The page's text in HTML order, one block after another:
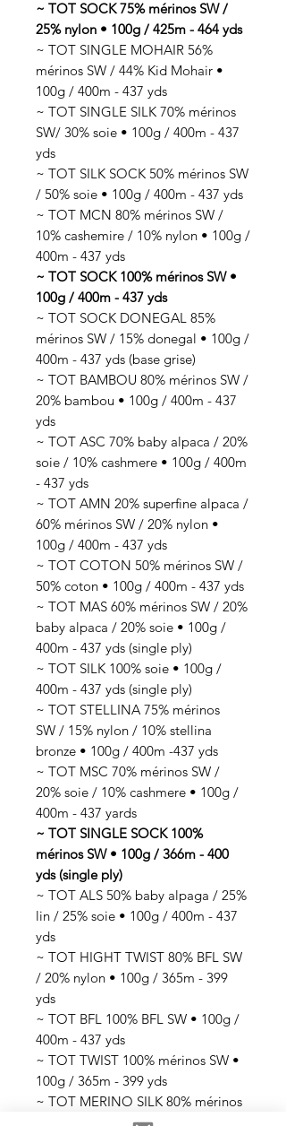
~ TOT SOCK 75% mérinos SW /
25% nylon • 100g / 425m - 464 yds
~ TOT SINGLE MOHAIR 56%
mérinos SW / 44% Kid Mohair •
100g / 400m - 437 yds
~ TOT SINGLE SILK 70% mérinos
SW/ 30% soie • 100g / 400m - 437
yds
~ TOT SILK SOCK 50% mérinos SW
/ 50% soie • 100g / 400m - 437 yds
~ TOT MCN 80% mérinos SW /
10% cashemire / 10% nylon • 100g /
400m - 437 yds
~ TOT SOCK 100% mérinos SW •
100g / 400m - 437 yds
~ TOT SOCK DONEGAL 85%
mérinos SW / 15% donegal • 100g /
400m - 437 yds (base grise)
~ TOT BAMBOU 80% mérinos SW /
20% bambou • 100g / 400m - 437
yds
~ TOT ASC 70% baby alpaca / 20%
soie / 10% cashmere • 100g / 400m
- 437 yds
~ TOT AMN 20% superfine alpaca /
60% mérinos SW / 20% nylon •
100g / 400m - 437 yds
~ TOT COTON 50% mérinos SW /
50% coton • 100g / 400m - 437 yds
~ TOT MAS 60% mérinos SW / 20%
baby alpaca / 20% soie • 100g /
400m - 437 yds (single ply)
~ TOT SILK 100% soie • 100g /
400m - 437 yds (single ply)
~ TOT STELLINA 75% mérinos
SW / 15% nylon / 10% stellina
bronze • 100g / 400m -437 yds
~ TOT MSC 70% mérinos SW /
20% soie / 10% cashmere • 100g /
400m - 437 yards
~ TOT SINGLE SOCK 100%
mérinos SW • 100g / 366m - 400
yds (single ply)
~ TOT ALS 50% baby alpaga / 25%
lin / 25% soie • 100g / 400m - 437
yds
~ TOT HIGHT TWIST 80% BFL SW
/ 20% nylon • 100g / 365m - 399
yds
~ TOT BFL 100% BFL SW • 100g /
400m - 437 yds
~ TOT TWIST 100% mérinos SW •
100g / 365m - 399 yds
~ TOT MERINO SILK 80% mérinos
SW / 20% soie • 100g / 365m - 399